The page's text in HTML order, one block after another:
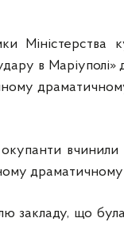
Міністерства
в Маріуполі»
драматичному
закладу, що